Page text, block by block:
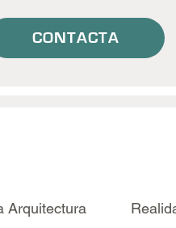
CONTACTA
Arquitectura